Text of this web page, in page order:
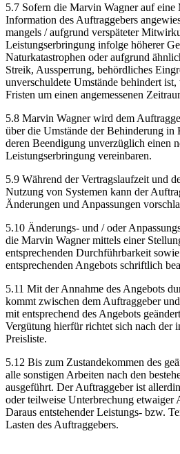
5.7 Sofern die Marvin Wagner auf
Information des Auftraggebers
mangels / aufgrund verspäteter
Leistungserbringung infolge höherer
Naturkatastrophen oder aufgrund
Streik, Aussperrung, behördliches
unverschuldete Umstände behindert
Fristen um einen angemessenen
5.8 Marvin Wagner wird dem
über die Umstände der Behinderung in
deren Beendigung unverzüglich einen
Leistungserbringung vereinbaren.
5.9 Während der Vertragslaufzeit und
Nutzung von Systemen kann der
Änderungen und Anpassungen
5.10 Änderungs- und / oder
die Marvin Wagner mittels einer
entsprechenden Durchführbarkeit
entsprechenden Angebots schriftlich
5.11 Mit der Annahme des Angebots
kommt zwischen dem Auftraggeber
mit entsprechend des Angebots
Vergütung hierfür richtet sich nach der
Preisliste.
5.12 Bis zum Zustandekommen des
alle sonstigen Arbeiten nach den
ausgeführt. Der Auftraggeber ist
oder teilweise Unterbrechung etwaiger
Daraus entstehender Leistungs- bzw.
Lasten des Auftraggebers.